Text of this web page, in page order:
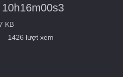
KB
1426 lượt xem